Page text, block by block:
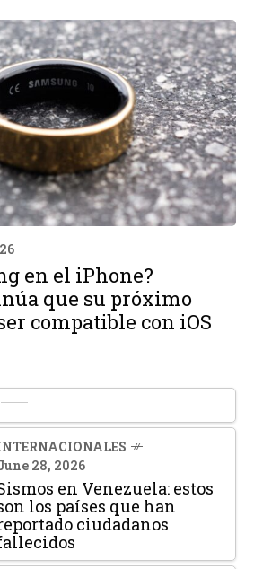
en el iPhone?
que su próximo
compatible con iOS
28, 2026
en Venezuela: estos
los países que han
ciudadanos